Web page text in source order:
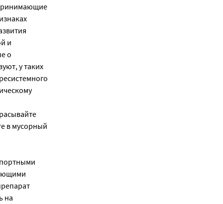
и
о
у таких
в мусорный
на